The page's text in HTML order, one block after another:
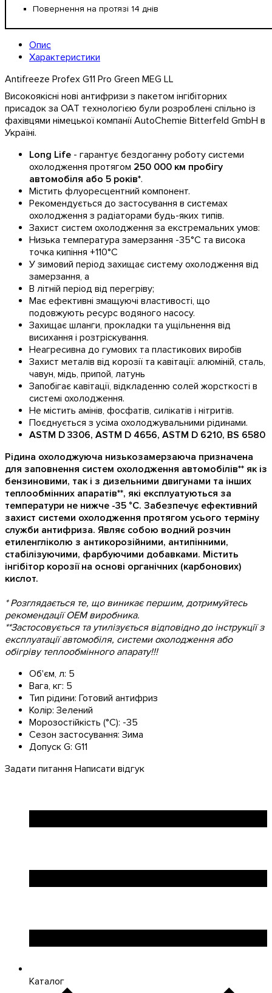
Повернення на протязі 14 днів
Опис
Характеристики
Antifreeze Profex G11 Pro Green MEG LL
Високоякісні нові антифризи з пакетом інгібіторних
присадок за ОАТ технологією були розроблені спільно із
фахівцями німецької компанії AutoChemie Bitterfeld GmbH в
Україні.
Long Life - гарантує бездоганну роботу системи
охолодження протягом 250 000 км пробігу
автомобіля або 5 років*.
Містить флуоресцентний компонент.
Рекомендується до застосування в системах
охолодження з радіаторами будь-яких типів.
Захист систем охолодження за екстремальних умов:
Низька температура замерзання -35°С та висока
точка кипіння +110°С
У зимовий період захищає систему охолодження від
замерзання, а
В літній період від перегріву;
Має ефективні змащуючі властивості, що
подовжують ресурс водяного насосу.
Захищає шланги, прокладки та ущільнення від
висихання і розтріскування.
Неагресивна до гумових та пластикових виробів
Захист металів від корозії та кавітації: алюміній, сталь,
чавун, мідь, припой, латунь
Запобігає кавітації, відкладенню солей жорсткості в
системі охолодження.
Не містить амінів, фосфатів, силікатів і нітритів.
Поєднується з усіма охолоджувальними рідинами.
ASTM D 3306, ASTM D 4656, ASTM D 6210, BS 6580
Рідина охолоджуюча низькозамерзаюча призначена
для заповнення систем охолодження автомобілів** як із
бензиновими, так і з дизельними двигунами та інших
теплообмінних апаратів**, які експлуатуються за
температури не нижче -35 °С. Забезпечує ефективний
захист системи охолодження протягом усього терміну
служби антифриза. Являє собою водний розчин
етиленгліколю з антикорозійними, антипінними,
стабілізуючими, фарбуючими добавками. Містить
інгібітор корозії на основі органічних (карбонових)
кислот.
* Розглядається те, що виникає першим, дотримуйтесь
рекомендації OEM виробника.
**Застосовується та утилізується відповідно до інструкції з
експлуатації автомобіля, системи охолодження або
обігріву теплообмінного апарату!!!
Об'єм, л: 5
Вага, кг: 5
Тип рідини: Готовий антифриз
Колір: Зелений
Морозостійкість (°С): -35
Сезон застосування: Зима
Допуск G: G11
Задати питання Написати відгук
Каталог